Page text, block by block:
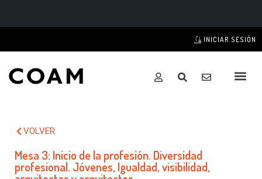
INICIAR SESIÓN
VOLVER
Mesa 3: Inicio de la profesión. Diversidad
profesional. Jóvenes, Igualdad, visibilidad,